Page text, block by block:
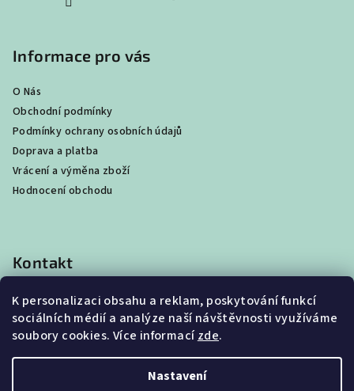
K personalizaci obsahu a reklam, poskytování funkcí
sociálních médií a analýze naší návštěvnosti využíváme
soubory cookies. Více informacízde.
Nastavení
Informace pro vás
O Nás
Obchodní podmínky
Podmínky ochrany osobních údajů
Doprava a platba
Vrácení a výměna zboží
Hodnocení obchodu
Kontakt
shop@best4beast.com
+420 734 673 849